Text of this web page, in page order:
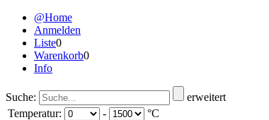
@Home
Anmelden
Liste0
Warenkorb0
Info
Suche:
erweitert
Temperatur:
-
°C